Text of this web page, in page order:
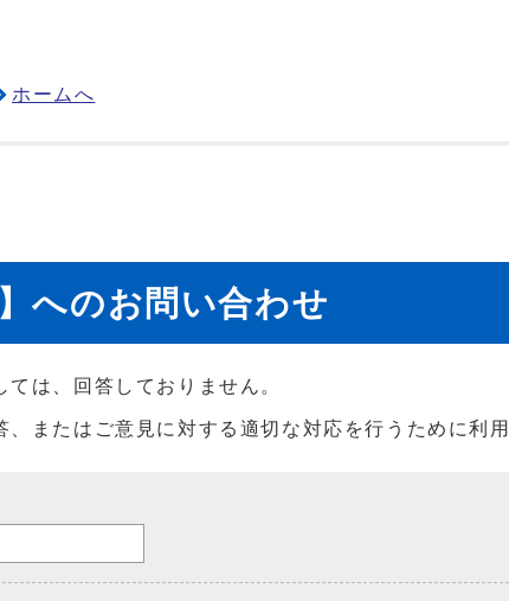
ホームへ
へのお問い合わせ
は、回答しておりません。
またはご意見に対する適切な対応を行うために利